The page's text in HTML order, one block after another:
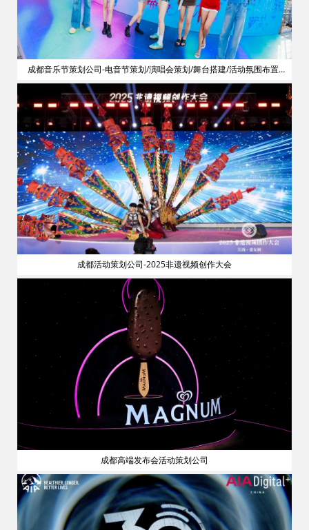
成都音乐节策划公司-电音节策划/演唱会策划/舞台搭建/活动氛围布置/
明星艺人网红邀请
成都活动策划公司-2025非遗视频创作大会
成都高端发布会活动策划公司